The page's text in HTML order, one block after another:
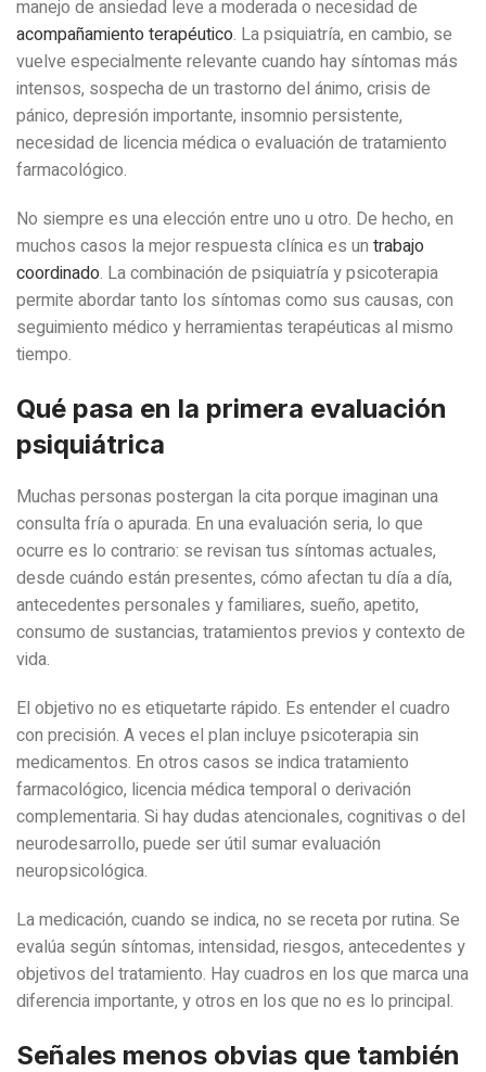
manejo de ansiedad leve a moderada o necesidad de
acompañamiento terapéutico. La psiquiatría, en cambio, se
vuelve especialmente relevante cuando hay síntomas más
intensos, sospecha de un trastorno del ánimo, crisis de
pánico, depresión importante, insomnio persistente,
necesidad de licencia médica o evaluación de tratamiento
farmacológico.
No siempre es una elección entre uno u otro. De hecho, en
muchos casos la mejor respuesta clínica es un trabajo
coordinado. La combinación de psiquiatría y psicoterapia
permite abordar tanto los síntomas como sus causas, con
seguimiento médico y herramientas terapéuticas al mismo
tiempo.
Qué pasa en la primera evaluación
psiquiátrica
Muchas personas postergan la cita porque imaginan una
consulta fría o apurada. En una evaluación seria, lo que
ocurre es lo contrario: se revisan tus síntomas actuales,
desde cuándo están presentes, cómo afectan tu día a día,
antecedentes personales y familiares, sueño, apetito,
consumo de sustancias, tratamientos previos y contexto de
vida.
El objetivo no es etiquetarte rápido. Es entender el cuadro
con precisión. A veces el plan incluye psicoterapia sin
medicamentos. En otros casos se indica tratamiento
farmacológico, licencia médica temporal o derivación
complementaria. Si hay dudas atencionales, cognitivas o del
neurodesarrollo, puede ser útil sumar evaluación
neuropsicológica.
La medicación, cuando se indica, no se receta por rutina. Se
evalúa según síntomas, intensidad, riesgos, antecedentes y
objetivos del tratamiento. Hay cuadros en los que marca una
diferencia importante, y otros en los que no es lo principal.
Señales menos obvias que también